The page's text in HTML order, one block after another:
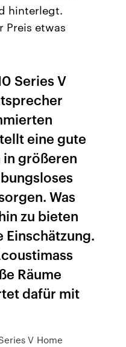
hinterlegt.
Preis etwas
Series V
eine gute
in größeren
Was
zu bieten
Einschätzung.
Räume
dafür mit
V Home